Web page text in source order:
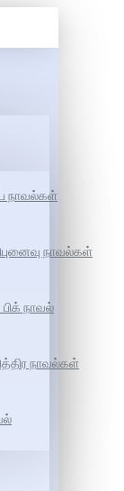
நாவல்கள்
நாவல்கள்
பிக் நாவல்
நாவல்கள்